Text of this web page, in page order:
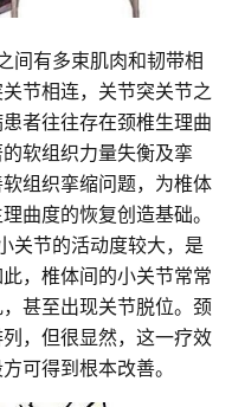
间有多束肌肉和韧带相
节相连，关节突关节之
者往往存在颈椎生理曲
软组织力量失衡及挛
组织挛缩问题，为椎体
曲度的恢复创造基础。
关节的活动度较大，是
，椎体间的小关节常常
甚至出现关节脱位。颈
，但很显然，这一疗效
可得到根本改善。